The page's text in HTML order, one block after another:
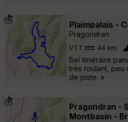
Plaimpalais -
Pragondran
VTT 44 km
Bel itinéraire
très roulant, peu
de piste. »
Pragondran -
Montbasin -